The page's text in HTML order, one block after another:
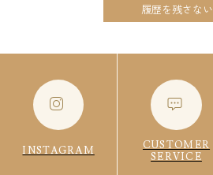
履歴を残さない
INSTAGRAM
CUSTOMER
SERVICE